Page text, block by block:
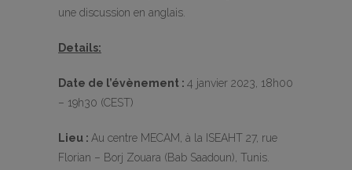
une discussion en anglais.
Details:
Date de l’évènement : 4 janvier 2023, 18h00
– 19h30 (CEST)
Lieu : Au centre MECAM, à la ISEAHT 27, rue
Florian – Borj Zouara (Bab Saadoun), Tunis.